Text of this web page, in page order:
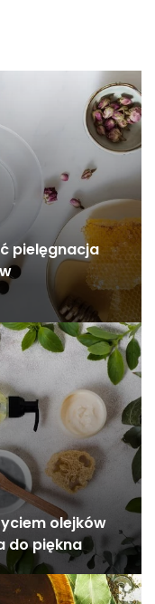
pielęgnacja
olejków
do piękna